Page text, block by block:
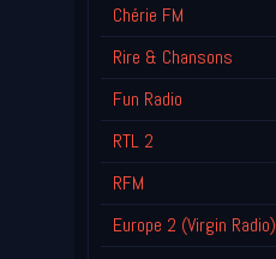
Chérie FM
Rire & Chansons
Fun Radio
RTL 2
RFM
Europe 2 (Virgin Radio)